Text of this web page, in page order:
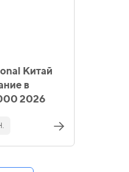
Китай
в
2026